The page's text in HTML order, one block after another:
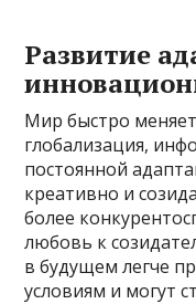
Развитие
Мир быстро
глобализация,
постоянной
креативно и
более
любовь к
в будущем легче
условиям и могут